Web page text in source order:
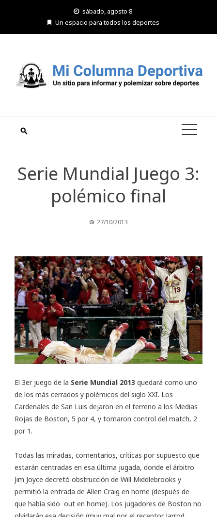
sábado, agosto 8
Un espacio para todos los deportes
Serie Mundial Juego 3:
polémico final
27/10/2013
El 3er juego de la Serie Mundial 2013 quedará como uno
de los más cerrados y polémicos del siglo XXI. Los
Cardenales de San Luis dejaron en el terreno a los Medias
Rojas de Boston, 5 por 4, y tomaron control del match, 2
por 1.
Todas las miradas, comentarios, críticas por supuesto que
estarán centradas en esa última jugada, donde el árbitro
Jim Joyce decretó obstrucción de Will Middlebrooks y
permitió la entrada de Allen Craig en home (después de
que había sido out en home). Los jugadores de Boston no